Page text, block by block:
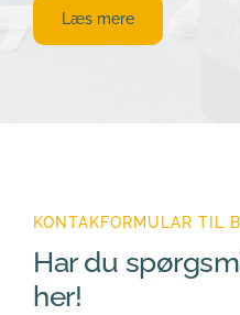
Læs mere
KONTAKFORMULAR TIL
Har du
her!